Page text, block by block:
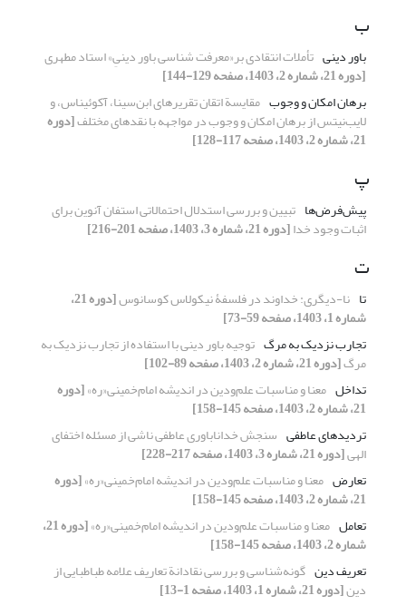
ب
باور دینی تأملات انتقادی بر«معرفت شناسی باور دینیِ» استاد مطهری
[دوره 21، شماره 2، 1403، صفحه 129-144]
برهان امکان و وجوب مقایسة اتقان تقریرهای ابن‌سینا، آکوئیناس، و
لایب‌نیتس از برهان امکان و وجوب در مواجهه با نقدهای مختلف[دوره
21، شماره 2، 1403، صفحه 117-128]
پ
پیش‌فرض‌ها تبیین و بررسی استدلال احتمالاتی استفان آنوین برای
اثبات وجود خدا[دوره 21، شماره 3، 1403، صفحه 201-216]
ت
تا نا-دیگری: خداوند در فلسفۀ نیکولاس کوسانوس [دوره 21،
شماره 1، 1403، صفحه 59-73]
تجارب نزدیک به مرگ توجیه باور دینی با استفاده از تجارب نزدیک به
مرگ[دوره 21، شماره 2، 1403، صفحه 89-102]
تداخل معنا و مناسبات علم‌ودین در اندیشه امام‌خمینی«ره»[دوره
21، شماره 2، 1403، صفحه 145-158]
تردیدهای عاطفی سنجش خداناباوری عاطفی ناشی از مسئله اختفای
الهی[دوره 21، شماره 3، 1403، صفحه 217-228]
تعارض معنا و مناسبات علم‌ودین در اندیشه امام‌خمینی«ره»[دوره
21، شماره 2، 1403، صفحه 145-158]
تعامل معنا و مناسبات علم‌ودین در اندیشه امام‌خمینی«ره» [دوره 21،
شماره 2، 1403، صفحه 145-158]
تعریف دین گونه‌شناسی و بررسی نقادانة تعاریف علامه طباطبایی از
دین[دوره 21، شماره 1، 1403، صفحه 1-13]